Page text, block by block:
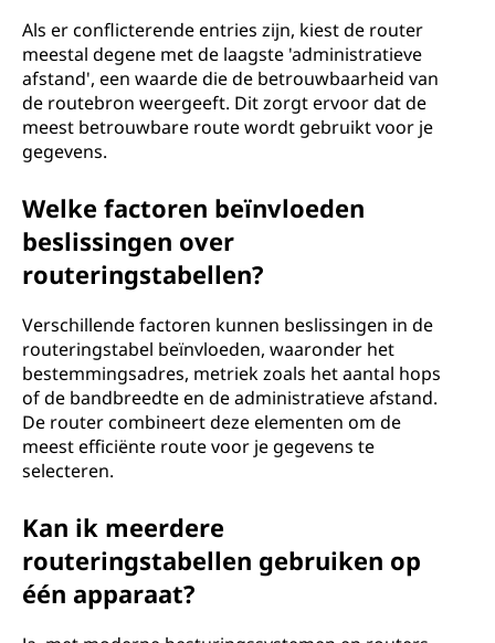
Als er conflicterende entries zijn, kiest de router
meestal degene met de laagste 'administratieve
afstand', een waarde die de betrouwbaarheid van
de routebron weergeeft. Dit zorgt ervoor dat de
meest betrouwbare route wordt gebruikt voor je
gegevens.
Welke factoren beïnvloeden
beslissingen over
routeringstabellen?
Verschillende factoren kunnen beslissingen in de
routeringstabel beïnvloeden, waaronder het
bestemmingsadres, metriek zoals het aantal hops
of de bandbreedte en de administratieve afstand.
De router combineert deze elementen om de
meest efficiënte route voor je gegevens te
selecteren.
Kan ik meerdere
routeringstabellen gebruiken op
één apparaat?